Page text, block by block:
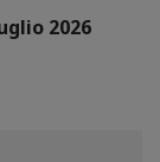
2026